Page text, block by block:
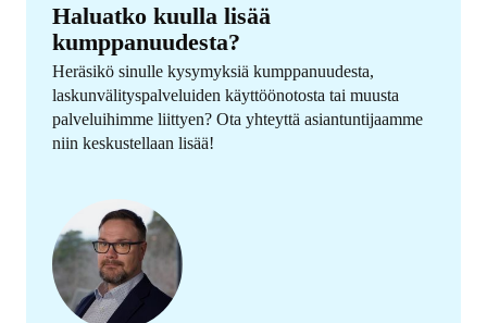
Haluatko kuulla lisää
kumppanuudesta?
Heräsikö sinulle kysymyksiä kumppanuudesta,
laskunvälityspalveluiden käyttöönotosta tai muusta
palveluihimme liittyen? Ota yhteyttä asiantuntijaamme
niin keskustellaan lisää!